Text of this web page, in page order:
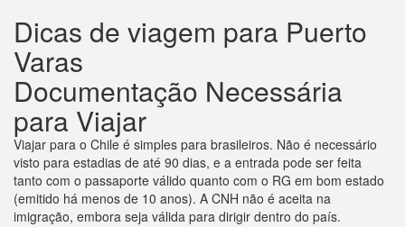
Dicas de viagem para Puerto
Varas
Documentação Necessária
para Viajar
Viajar para o Chile é simples para brasileiros. Não é necessário
visto para estadias de até 90 dias, e a entrada pode ser feita
tanto com o passaporte válido quanto com o RG em bom estado
(emitido há menos de 10 anos). A CNH não é aceita na
imigração, embora seja válida para dirigir dentro do país.